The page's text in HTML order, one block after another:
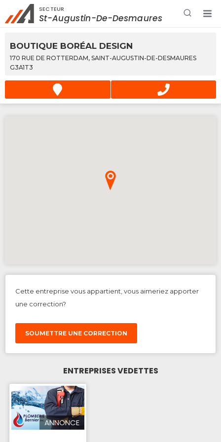
Rechercher à proximité - Entreprise / Rabais /
Services
SECTEUR
St-Augustin-De-Desmaures
BOUTIQUE BORÉAL DESIGN
170 RUE DE ROTTERDAM, SAINT-AUGUSTIN-DE-DESMAURES
G3A1T3
Cette entreprise vous appartient, vous aimeriez apporter
une correction?
SOUMETTRE UNE CORRECTION
ENTREPRISES VEDETTES
ANNONCE